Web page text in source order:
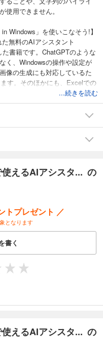
使用できません。
Windows」を使いこなそう!】
無料のAIアシスタント
た書籍です。ChatGPTのような
く、Windowsの操作や設定が
像の生成にも対応しているた
す。そのほかにも、Excelでの
り精度の高い回答を得られる
なすためのプロンプト例を多
てみよう
もらおう
ョンを設定しよう
うにしよう
を要約してもらおう
...続きを読む
えるAIアシスタ... の
トプレゼント ／
となります
書く
えるAIアシスタ... の